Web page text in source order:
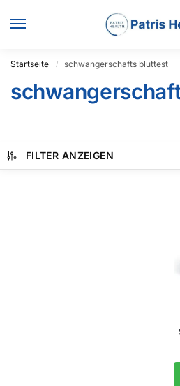
Startseite / schwangerschafts bluttest
FILTER ANZEIGEN